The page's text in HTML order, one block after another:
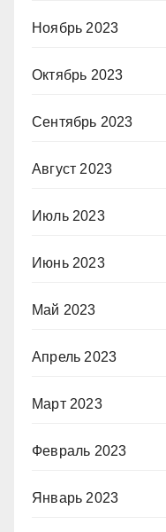
Ноябрь 2023
Октябрь 2023
Сентябрь 2023
Август 2023
Июль 2023
Июнь 2023
Май 2023
Апрель 2023
Март 2023
Февраль 2023
Январь 2023